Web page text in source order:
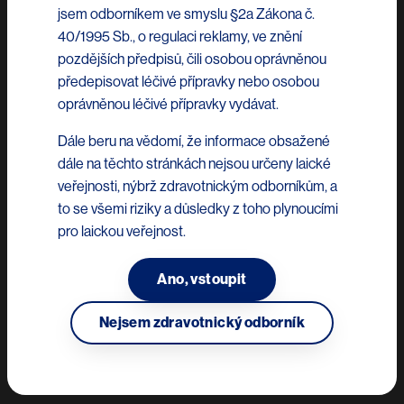
Mekinist 0,5 mg potahované tablety
Mekinist 2 mg potahované tablety
Složení:
Jedna potahovaná tableta obsahuje trametinib
dimethylsulfoxid v množství odpovídajícím 0,5 mg, resp. 2 mg
trametinibu.
Trametinib je indikován v monoterapii nebo v kombinaci s
dabrafenibem k léčbě dospělých pacientů s
neresekovatelným nebo metastazujícím melanomem s mutací
V600 genu BRAF. V kombinaci s dabrafenibem k adjuvantní
léčbě dospělých pacientů s melanomem stadia III s mutací
V600 genu BRAF po kompletní chirurgické resekci. V
kombinaci s dabrafenibem k léčbě dospělých pacientů s
jsem odborníkem ve smyslu §2a Zákona č.
40/1995 Sb., o regulaci reklamy, ve znění
pozdějších předpisů, čili osobou oprávněnou
předepisovat léčivé přípravky nebo osobou
oprávněnou léčivé přípravky vydávat.
Dále beru na vědomí, že informace obsažené
dále na těchto stránkách nejsou určeny laické
veřejnosti, nýbrž zdravotnickým odborníkům, a
to se všemi riziky a důsledky z toho plynoucími
pro laickou veřejnost.
Ano, vstoupit
Nejsem zdravotnický odborník